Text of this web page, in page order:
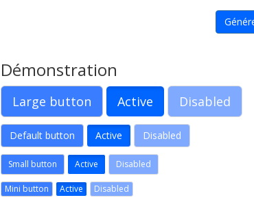
Démonstration
Large button Active Disabled
Default button Active Disabled
Small button Active Disabled
Mini button Active Disabled